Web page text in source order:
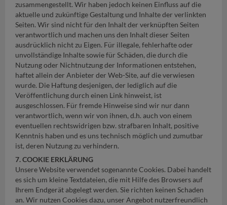
zusammengestellt. Wir haben jedoch keinen Einfluss auf die
aktuelle und zukünftige Gestaltung und Inhalte der verlinkten
Seiten. Wir sind nicht für den Inhalt der verknüpften Seiten
verantwortlich und machen uns den Inhalt dieser Seiten
ausdrücklich nicht zu Eigen. Für illegale, fehlerhafte oder
unvollständige Inhalte sowie für Schäden, die durch die
Nutzung oder Nichtnutzung der Informationen entstehen,
haftet allein der Anbieter der Web-Site, auf die verwiesen
wurde. Die Haftung desjenigen, der lediglich auf die
Veröffentlichung durch einen Link hinweist, ist
ausgeschlossen. Für fremde Hinweise sind wir nur dann
verantwortlich, wenn wir von ihnen, d.h. auch von einem
eventuellen rechtswidrigen bzw. strafbaren Inhalt, positive
Kenntnis haben und es uns technisch möglich und zumutbar
ist, deren Nutzung zu verhindern.
7. COOKIE ERKLÄRUNG
Unsere Website verwendet sogenannte Cookies. Dabei handelt
es sich um kleine Textdateien, die mit Hilfe des Browsers auf
Ihrem Endgerät abgelegt werden. Sie richten keinen Schaden
an. Wir nutzen Cookies dazu, unser Angebot nutzerfreundlich